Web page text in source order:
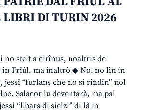
LIBRI DI TURIN 2026
no steit a cirînus, noaltris de
in Friûl, ma inaltrò.◆ No, no lìn in
jessi “furlans che no si rindin” nol
Salacor lu deventarà, ma pal
“libars di sielzi” di lâ in